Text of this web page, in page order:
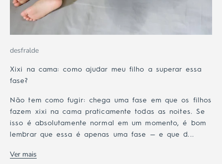
desfralde
Xixi na cama: como ajudar meu filho a superar essa
fase?
Não tem como fugir: chega uma fase em que os filhos
fazem xixi na cama praticamente todas as noites. Se
isso é absolutamente normal em um momento, é bom
lembrar que essa é apenas uma fase — e que d...
Ver mais